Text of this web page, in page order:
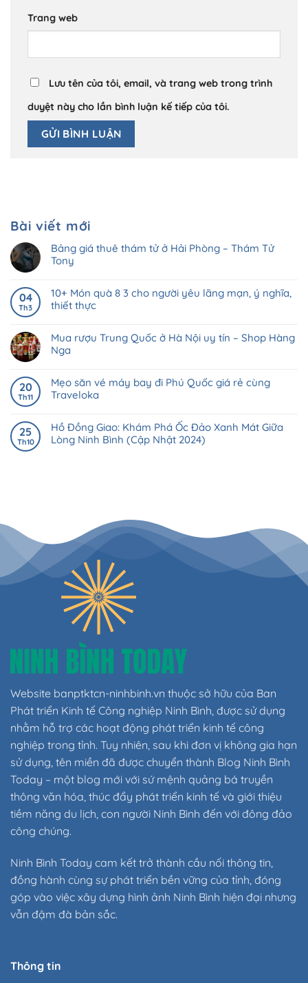
Trang web
Lưu tên của tôi, email, và trang web trong trình
duyệt này cho lần bình luận kế tiếp của tôi.
Bài viết mới
Bảng giá thuê thám tử ở Hải Phòng – Thám Tử
Tony
04
Th3
10+ Món quà 8 3 cho người yêu lãng mạn, ý nghĩa,
thiết thực
Mua rượu Trung Quốc ở Hà Nội uy tín – Shop Hàng
Nga
20
Th11
Mẹo săn vé máy bay đi Phú Quốc giá rẻ cùng
Traveloka
25
Th10
Hồ Đồng Giao: Khám Phá Ốc Đảo Xanh Mát Giữa
Lòng Ninh Bình (Cập Nhật 2024)
Website banptktcn-ninhbinh.vn thuộc sở hữu của Ban
Phát triển Kinh tế Công nghiệp Ninh Bình, được sử dụng
nhằm hỗ trợ các hoạt động phát triển kinh tế công
nghiệp trong tỉnh. Tuy nhiên, sau khi đơn vị không gia hạn
sử dụng, tên miền đã được chuyển thành Blog Ninh Bình
Today – một blog mới với sứ mệnh quảng bá truyền
thông văn hóa, thúc đẩy phát triển kinh tế và giới thiệu
tiềm năng du lịch, con người Ninh Bình đến với đông đảo
công chúng.
Ninh Bình Today cam kết trở thành cầu nối thông tin,
đồng hành cùng sự phát triển bền vững của tỉnh, đóng
góp vào việc xây dựng hình ảnh Ninh Bình hiện đại nhưng
vẫn đậm đà bản sắc.
Thông tin